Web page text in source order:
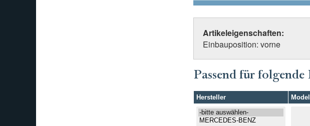
Artikeleigenschaften:
Einbauposition: vorne
Passend für folgende
Hersteller Modell